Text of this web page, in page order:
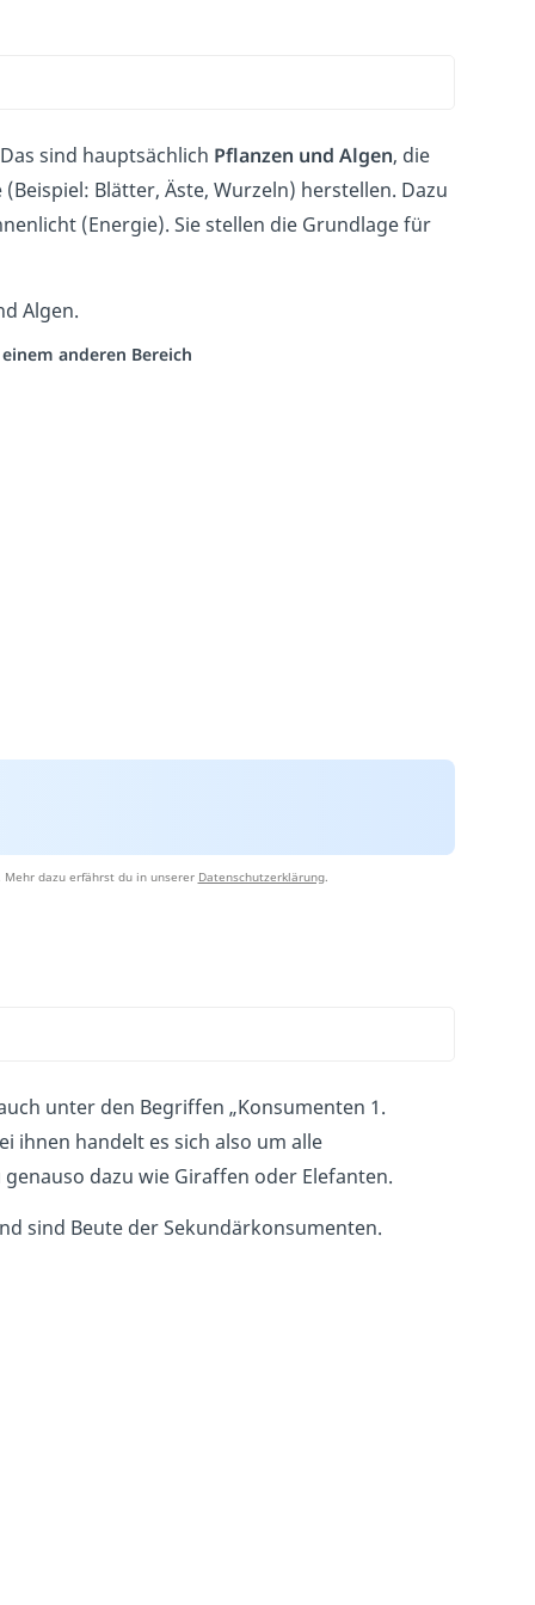
sind hauptsächlich Pflanzen und Algen, die
Blätter, Äste, Wurzeln) herstellen. Dazu
(Energie). Sie stellen die Grundlage für
Algen.
anderen Bereich
dazu erfährst du in unserer Datenschutzerklärung.
unter den Begriffen „Konsumenten 1.
ihnen handelt es sich also um alle
dazu wie Giraffen oder Elefanten.
sind Beute der Sekundärkonsumenten.